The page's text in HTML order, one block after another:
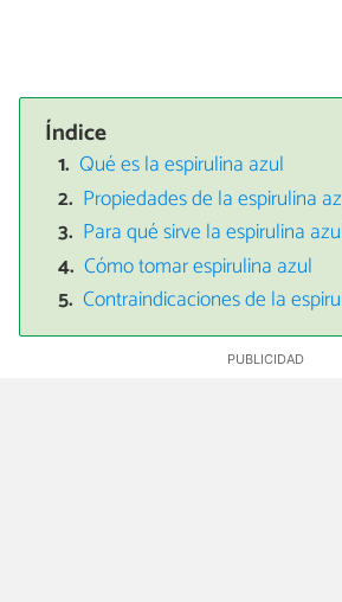
Índice
Qué es la espirulina azul
Propiedades de la espirulina
Para qué sirve la espirulina
Cómo tomar espirulina azul
Contraindicaciones de la